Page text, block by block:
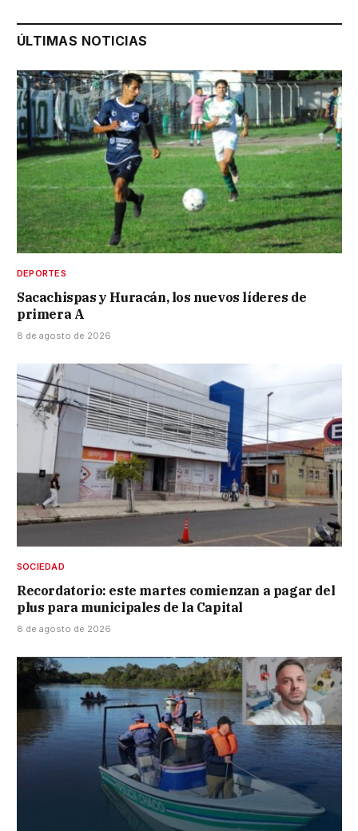
ÚLTIMAS NOTICIAS
DEPORTES
Sacachispas y Huracán, los nuevos líderes de
primera A
8 de agosto de 2026
SOCIEDAD
Recordatorio: este martes comienzan a pagar del
plus para municipales de la Capital
8 de agosto de 2026